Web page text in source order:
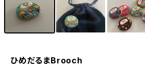
ひめだるまBrooch